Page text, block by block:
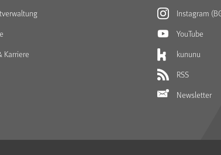
Karriere
Instagram
YouTube
kununu
RSS
Newsletter